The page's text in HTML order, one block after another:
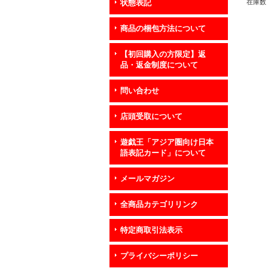
状態表記
商品の梱包方法について
【初回購入の方限定】返
品・返金制度について
問い合わせ
店頭受取について
遊戯王「アジア圏向け日本
語表記カード」について
メールマガジン
全商品カテゴリリンク
特定商取引法表示
プライバシーポリシー
在庫数